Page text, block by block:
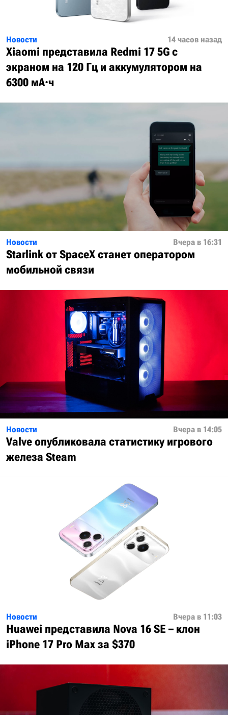
Новости 14 часов назад
Xiaomi представила Redmi 17 5G с
экраном на 120 Гц и аккумулятором на
6300 мА·ч
Новости Вчера в 16:31
Starlink от SpaceX станет оператором
мобильной связи
Новости Вчера в 14:05
Valve опубликовала статистику игрового
железа Steam
Новости Вчера в 11:03
Huawei представила Nova 16 SE – клон
iPhone 17 Pro Max за $370